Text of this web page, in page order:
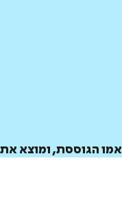
הגוססת, ומוצא